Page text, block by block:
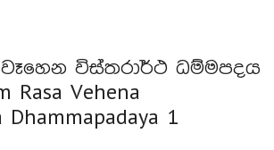
විස්තරාර්ථ ධම්මපදය
Rasa Vehena
1